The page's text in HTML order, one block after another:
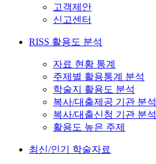
고객제안
신고센터
RISS 활용도 분석
자료 현황 통계
주제별 활용통계 분석
학술지 활용도 분석
복사/대출제공 기관 분석
복사/대출신청 기관 분석
활용도 높은 주제
최신/인기 학술자료